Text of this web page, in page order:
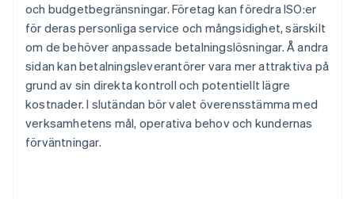
och budgetbegränsningar. Företag kan föredra ISO:er
för deras personliga service och mångsidighet, särskilt
om de behöver anpassade betalningslösningar. Å andra
sidan kan betalningsleverantörer vara mer attraktiva på
grund av sin direkta kontroll och potentiellt lägre
kostnader. I slutändan bör valet överensstämma med
verksamhetens mål, operativa behov och kundernas
förväntningar.
Australien
English